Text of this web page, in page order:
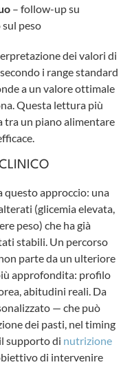
– follow-up su
peso
dei valori di
i range standard
a un valore ottimale
Questa lettura più
tra un piano alimentare
questo approccio: una
(glicemia elevata,
peso) che ha già
stabili. Un percorso
parte da un ulteriore
approfondita: profilo
abitudini reali. Da
— che può
dei pasti, nel timing
supporto di nutrizione
di intervenire